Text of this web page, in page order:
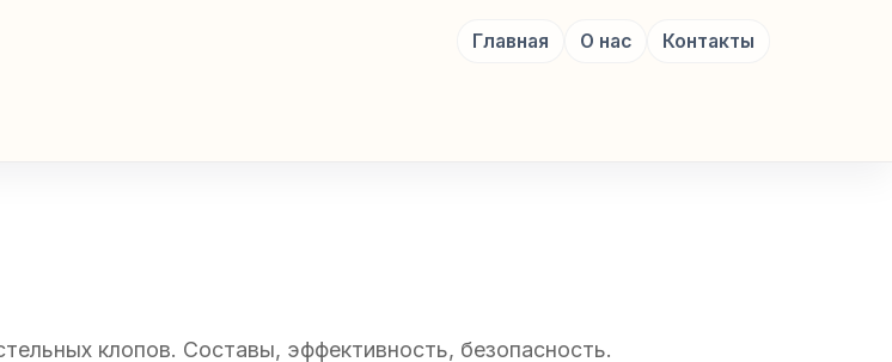
Главная О нас Контакты
клопов. Составы, эффективность, безопасность.